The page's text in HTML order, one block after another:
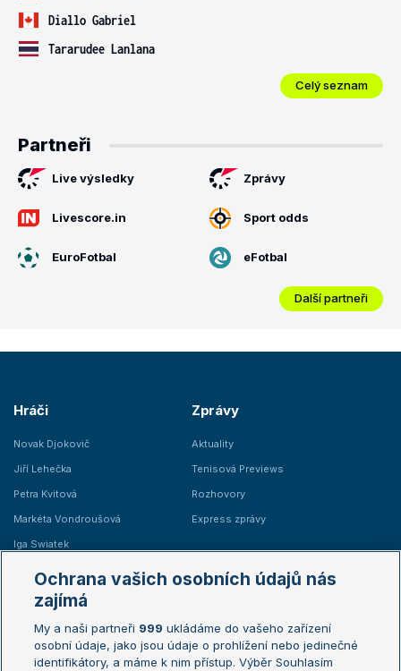
Diallo Gabriel
Tararudee Lanlana
Celý seznam
Partneři
Live výsledky Zprávy
Livescore.in Sport odds
EuroFotbal eFotbal
Další partneři
Hráči
Novak Djokovič
Jiří Lehečka
Petra Kvitová
Markéta Vondroušová
Iga Swiatek
Zprávy
Aktuality
Tenisová Previews
Rozhovory
Express zprávy
Žebříčky
Žebříček ATP (muži)
Žebříček WTA (ženy)
Australian Open
French Open
Ochrana vašich osobních údajů nás
zajímá
My a naši partneři 999 ukládáme do vašeho zařízení
osobní údaje, jako jsou údaje o prohlížení nebo jedinečné
identifikátory, a máme k nim přístup. Výběr Souhlasím